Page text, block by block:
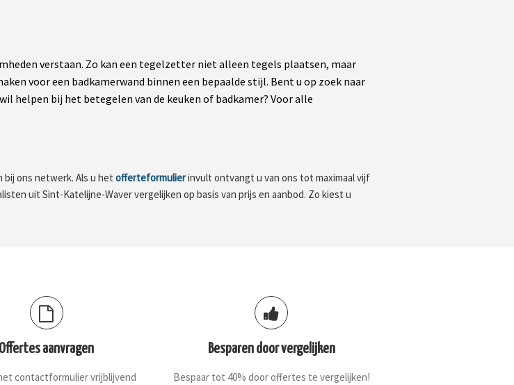
verstaan. Zo kan een tegelzetter niet alleen tegels plaatsen, maar
voor een badkamerwand binnen een bepaalde stijl. Bent u op zoek naar
helpen bij het betegelen van de keuken of badkamer? Voor alle
ons netwerk. Als u het offerteformulierinvult ontvangt u van ons tot maximaal vijf
uit Sint-Katelijne-Waver vergelijken op basis van prijs en aanbod. Zo kiest u
Offertes aanvragen
contactformulier vrijblijvend
Besparen door vergelijken
Bespaar tot 40% door offertes te vergelijken!